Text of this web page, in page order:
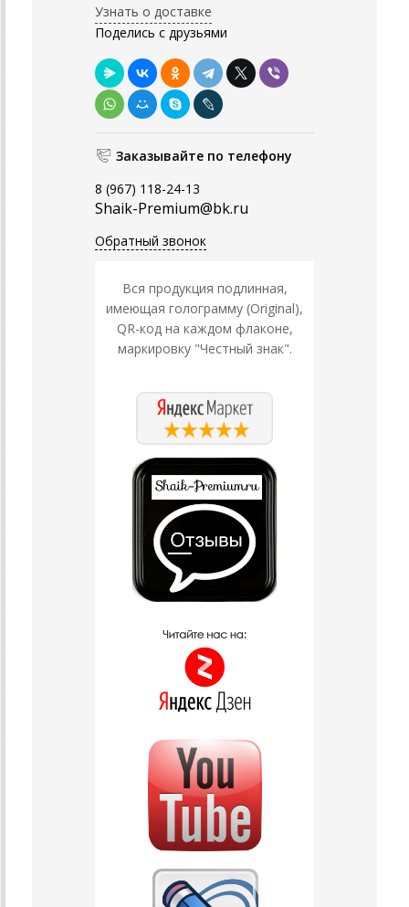
Узнать о доставке
Поделись с друзьями
Заказывайте по телефону
8 (967) 118-24-13
Shaik-Premium@bk.ru
Обратный звонок
Вся продукция подлинная,
имеющая голограмму (Original),
QR-код на каждом флаконе,
маркировку "Честный знак".